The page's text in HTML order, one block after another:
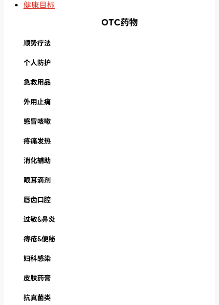
健康目标
OTC药物
顺势疗法
个人防护
急救用品
外用止痛
感冒咳嗽
疼痛发热
消化辅助
眼耳滴剂
唇齿口腔
过敏&鼻炎
痔疮&便秘
妇科感染
皮肤药膏
抗真菌类